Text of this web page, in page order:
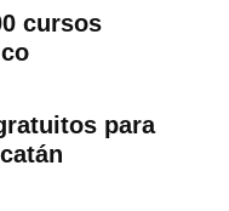
cursos
para